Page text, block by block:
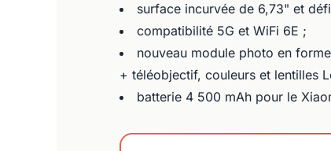
surface incurvée de 6,73" et
compatibilité 5G et WiFi 6E ;
nouveau module photo en
+ téléobjectif, couleurs et lentilles
batterie 4 500 mAh pour le